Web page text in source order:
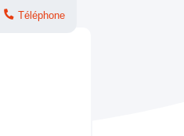
Téléphone